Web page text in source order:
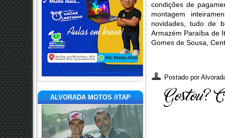
ALVORADA MOTOS /ITAP
condições de
montagem
novidades, tudo de
Armazém Paraíba de
Gomes de Sousa,
Postado por